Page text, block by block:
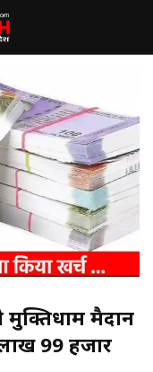
मुक्तिधाम मैदान
99 हजार